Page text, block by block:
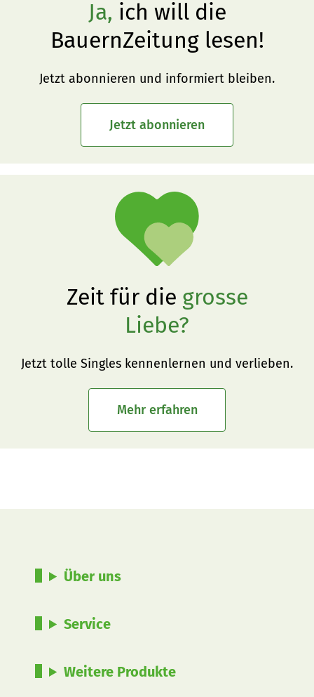
Ja, ich will die
BauernZeitung lesen!
Jetzt abonnieren und informiert bleiben.
Jetzt abonnieren
Zeit für die grosse
Liebe?
Jetzt tolle Singles kennenlernen und verlieben.
Mehr erfahren
Über uns
Service
Weitere Produkte